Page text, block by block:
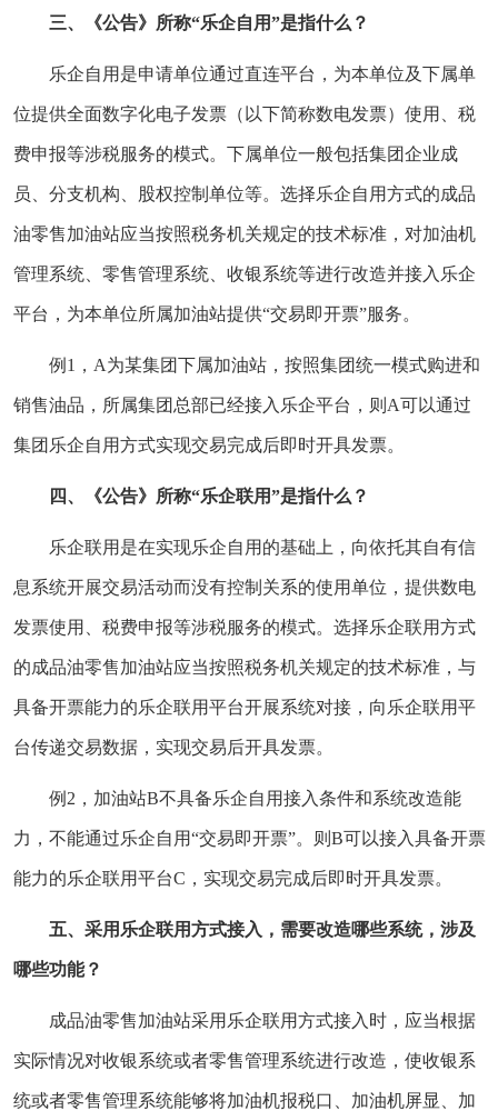
三、《公告》所称“乐企自用”是指什么？
乐企自用是申请单位通过直连平台，为本单位及下属单
位提供全面数字化电子发票（以下简称数电发票）使用、税
费申报等涉税服务的模式。下属单位一般包括集团企业成
员、分支机构、股权控制单位等。选择乐企自用方式的成品
油零售加油站应当按照税务机关规定的技术标准，对加油机
管理系统、零售管理系统、收银系统等进行改造并接入乐企
平台，为本单位所属加油站提供“交易即开票”服务。
例1，A为某集团下属加油站，按照集团统一模式购进和
销售油品，所属集团总部已经接入乐企平台，则A可以通过
集团乐企自用方式实现交易完成后即时开具发票。
四、《公告》所称“乐企联用”是指什么？
乐企联用是在实现乐企自用的基础上，向依托其自有信
息系统开展交易活动而没有控制关系的使用单位，提供数电
发票使用、税费申报等涉税服务的模式。选择乐企联用方式
的成品油零售加油站应当按照税务机关规定的技术标准，与
具备开票能力的乐企联用平台开展系统对接，向乐企联用平
台传递交易数据，实现交易后开具发票。
例2，加油站B不具备乐企自用接入条件和系统改造能
力，不能通过乐企自用“交易即开票”。则B可以接入具备开票
能力的乐企联用平台C，实现交易完成后即时开具发票。
五、采用乐企联用方式接入，需要改造哪些系统，涉及
哪些功能？
成品油零售加油站采用乐企联用方式接入时，应当根据
实际情况对收银系统或者零售管理系统进行改造，使收银系
统或者零售管理系统能够将加油机报税口、加油机屏显、加